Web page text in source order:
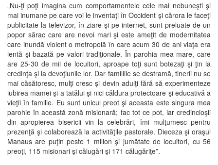
„Nu-ţi poţi imagina cum comportamentele cele mai nebuneşti şi
mai inumane pe care voi le inventaţi în Occident şi cărora le faceţi
publicitate la televizor, în ziare şi pe internet, sunt preluate de un
popor sărac care are nevoi mari şi este ameţit de modernitatea
care inundă violent o metropolă în care acum 30 de ani viaţa era
lentă şi bazată pe valori tradiţionale. În parohia mea mare, care
are 25-30 de mii de locuitori, aproape toţi sunt botezaţi şi ţin la
credinţa şi la devoţiunile lor. Dar familiile se destramă, tinerii nu se
mai căsătoresc, mulţi cresc şi devin adulţi fără să experimenteze
iubirea mamei şi a tatălui şi nici căldura protectoare şi educativă a
vieţii în familie. Eu sunt unicul preot şi aceasta este singura mea
parohie în această zonă misionară; fac tot ce pot, iar credincioşii
din apropierea bisericii vin la celebrări, îmi mulţumesc pentru
prezenţă şi colaborează la activităţile pastorale. Dieceza şi oraşul
Manaus are puţin peste 1 milion şi jumătate de locuitori, cu 56
preoţi, 115 misionari şi călugări şi 171 călugăriţe”.